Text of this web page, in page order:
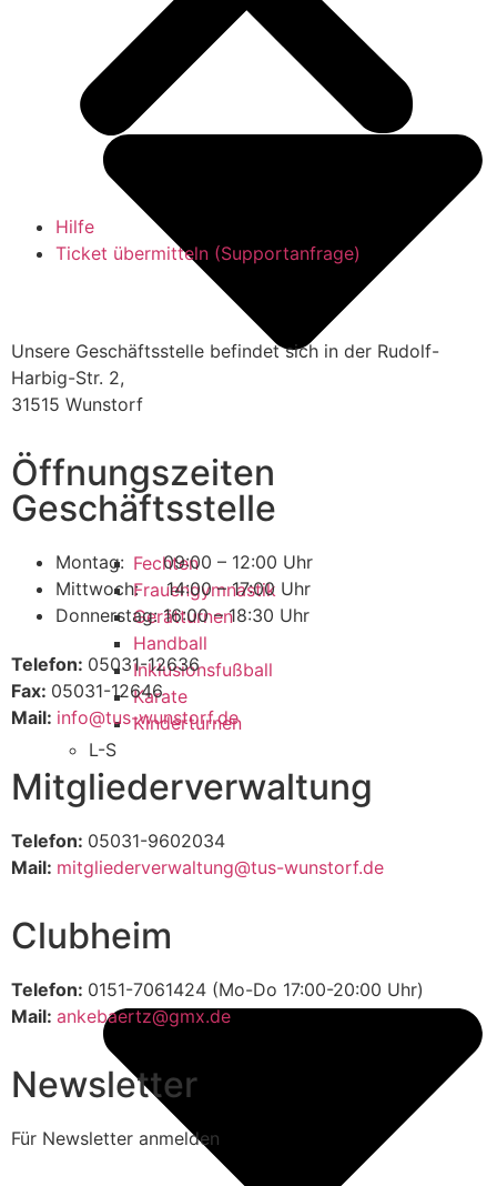
Fechten
Frauengymnastik
Gerätturnen
Handball
Inklusionsfußball
Karate
Kinderturnen
L-S
Hilfe
Ticket übermitteln (Supportanfrage)
Unsere Geschäftsstelle befindet sich in der Rudolf-
Harbig-Str. 2,
31515 Wunstorf
Öffnungszeiten
Geschäftsstelle
Montag: 09:00 – 12:00 Uhr
Mittwoch: 14:00 – 17:00 Uhr
Donnerstag: 16:00 – 18:30 Uhr
Telefon: 05031-12636
Fax: 05031-12646
Mail: info@tus-wunstorf.de
Mitgliederverwaltung
Telefon: 05031-9602034
Mail: mitgliederverwaltung@tus-wunstorf.de
Clubheim
Telefon: 0151-7061424 (Mo-Do 17:00-20:00 Uhr)
Mail: ankebaertz@gmx.de
Newsletter
Für Newsletter anmelden